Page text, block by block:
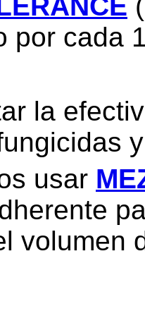
por cada
la
usar
volumen